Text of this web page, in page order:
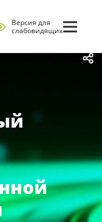
Версия для
слабовидящих